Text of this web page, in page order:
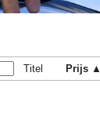
Titel Prijs ▲